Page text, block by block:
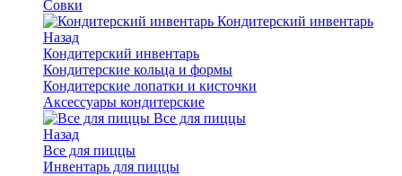
Совки
Кондитерский инвентарь
Назад
Кондитерский инвентарь
Кондитерские кольца и формы
Кондитерские лопатки и кисточки
Аксессуары кондитерские
Все для пиццы
Назад
Все для пиццы
Инвентарь для пиццы